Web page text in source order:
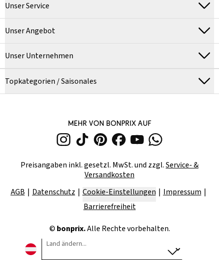
Unser Service
Unser Angebot
Unser Unternehmen
Topkategorien / Saisonales
MEHR VON BONPRIX AUF
Preisangaben inkl. gesetzl. MwSt. und zzgl.Service- &
Versandkosten
AGB
Datenschutz Cookie-Einstellungen
Impressum
Barrierefreiheit
© bonprix.Alle Rechte vorbehalten.
Land ändern...